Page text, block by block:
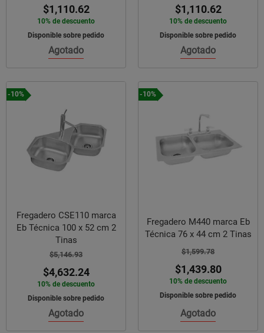
$1,110.62
10% de descuento
Disponible sobre pedido
Agotado
$1,110.62
10% de descuento
Disponible sobre pedido
Agotado
-10%
Fregadero CSE110 marca
Eb Técnica 100 x 52 cm 2
Tinas
$5,146.93
$4,632.24
10% de descuento
Disponible sobre pedido
Agotado
-10%
Fregadero M440 marca Eb
Técnica 76 x 44 cm 2 Tinas
$1,599.78
$1,439.80
10% de descuento
Disponible sobre pedido
Agotado